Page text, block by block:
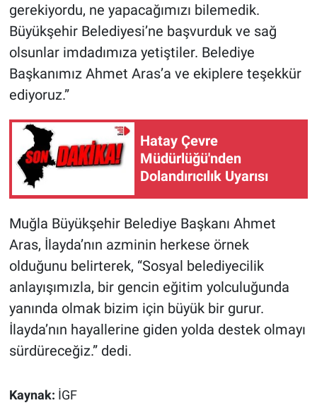
gerekiyordu, ne yapacağımızı bilemedik.
Büyükşehir Belediyesi’ne başvurduk ve sağ
olsunlar imdadımıza yetiştiler. Belediye
Başkanımız Ahmet Aras’a ve ekiplere teşekkür
ediyoruz.”
Hatay Çevre
Müdürlüğü'nden
Dolandırıcılık Uyarısı
Muğla Büyükşehir Belediye Başkanı Ahmet
Aras, İlayda’nın azminin herkese örnek
olduğunu belirterek, “Sosyal belediyecilik
anlayışımızla, bir gencin eğitim yolculuğunda
yanında olmak bizim için büyük bir gurur.
İlayda’nın hayallerine giden yolda destek olmayı
sürdüreceğiz.” dedi.
Kaynak: İGF